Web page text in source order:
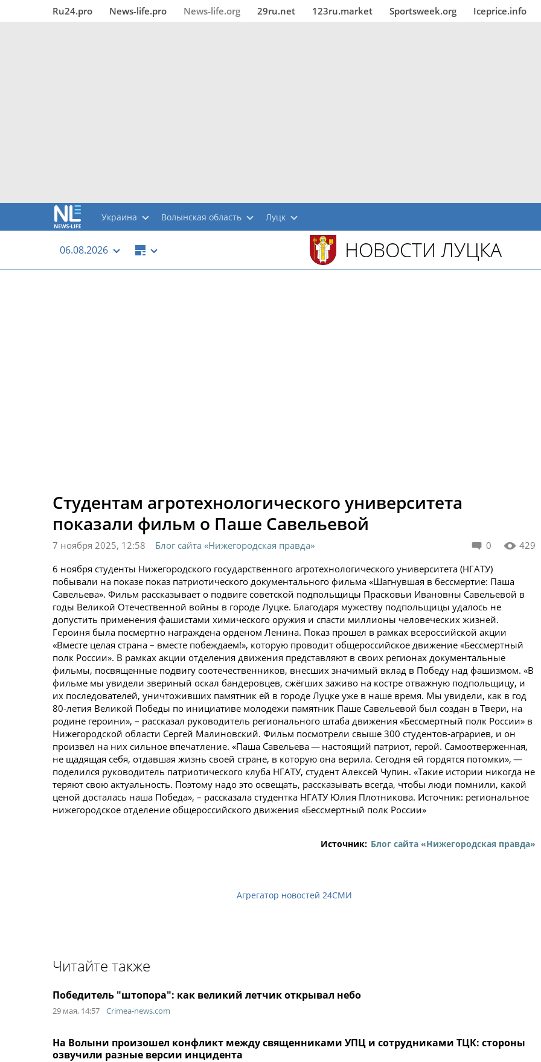
Ru24.pro News‑life.pro News‑life.org 29ru.net 123ru.market Sportsweek.org Iceprice.info
Украина Волынская область Луцк
06.08.2026 НОВОСТИ ЛУЦКА
Студентам агротехнологического университета
показали фильм о Паше Савельевой
0 429
7 ноября 2025, 12:58
Блог сайта «Нижегородская правда»
6 ноября студенты Нижегородского государственного агротехнологического университета (НГАТУ)
побывали на показе показ патриотического документального фильма «Шагнувшая в бессмертие: Паша
Савельева». Фильм рассказывает о подвиге советской подпольщицы Прасковьи Ивановны Савельевой в
годы Великой Отечественной войны в городе Луцке. Благодаря мужеству подпольщицы удалось не
допустить применения фашистами химического оружия и спасти миллионы человеческих жизней.
Героиня была посмертно награждена орденом Ленина. Показ прошел в рамках всероссийской акции
«Вместе целая страна – вместе побеждаем!», которую проводит общероссийское движение «Бессмертный
полк России». В рамках акции отделения движения представляют в своих регионах документальные
фильмы, посвященные подвигу соотечественников, внесших значимый вклад в Победу над фашизмом. «В
фильме мы увидели звериный оскал бандеровцев, сжёгших заживо на костре отважную подпольщицу, и
их последователей, уничтоживших памятник ей в городе Луцке уже в наше время. Мы увидели, как в год
80-летия Великой Победы по инициативе молодёжи памятник Паше Савельевой был создан в Твери, на
родине героини», – рассказал руководитель регионального штаба движения «Бессмертный полк России» в
Нижегородской области Сергей Малиновский. Фильм посмотрели свыше 300 студентов-аграриев, и он
произвёл на них сильное впечатление. «Паша Савельева — настоящий патриот, герой. Самоотверженная,
не щадящая себя, отдавшая жизнь своей стране, в которую она верила. Сегодня ей гордятся потомки», —
поделился руководитель патриотического клуба НГАТУ, студент Алексей Чупин. «Такие истории никогда не
теряют свою актуальность. Поэтому надо это освещать, рассказывать всегда, чтобы люди помнили, какой
ценой досталась наша Победа», – рассказала студентка НГАТУ Юлия Плотникова. Источник: региональное
нижегородское отделение общероссийского движения «Бессмертный полк России»
Источник: Блог сайта «Нижегородская правда»
Агрегатор новостей 24СМИ
Читайте также
Победитель "штопора": как великий летчик открывал небо
29 мая, 14:57 Crimea-news.com
На Волыни произошел конфликт между священниками УПЦ и сотрудниками ТЦК: стороны
озвучили разные версии инцидента